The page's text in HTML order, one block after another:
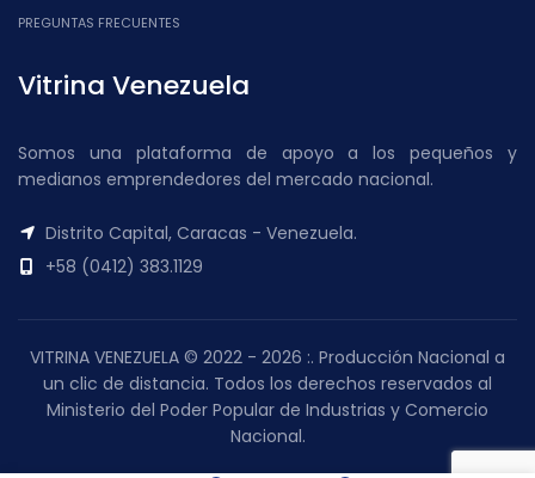
PREGUNTAS FRECUENTES
Vitrina Venezuela
Somos una plataforma de apoyo a los pequeños y
medianos emprendedores del mercado nacional.
Distrito Capital, Caracas - Venezuela.
+58 (0412) 383.1129
VITRINA VENEZUELA © 2022 - 2026 :. Producción Nacional a
un clic de distancia. Todos los derechos reservados al
Ministerio del Poder Popular de Industrias y Comercio
Nacional.